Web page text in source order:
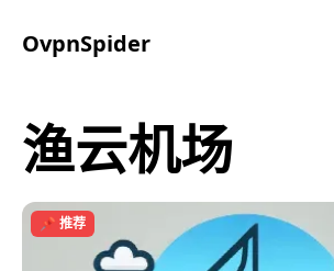
OvpnSpider
渔云机场
📌 推荐